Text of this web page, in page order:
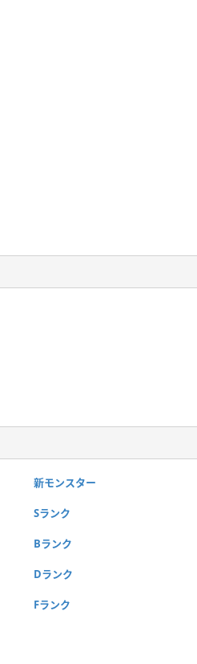
新モンスター
Sランク
Bランク
Dランク
Fランク